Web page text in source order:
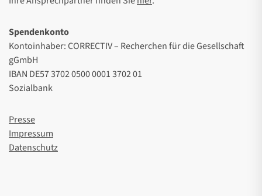
Spendenkonto
Kontoinhaber: CORRECTIV – Recherchen für die Gesellschaft
gGmbH
IBAN DE57 3702 0500 0001 3702 01
Sozialbank
Presse
Impressum
Datenschutz